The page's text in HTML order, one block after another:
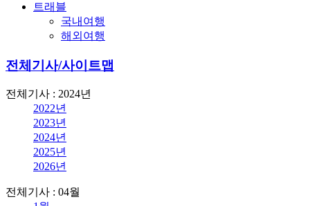
트래블
국내여행
해외여행
전체기사/사이트맵
전체기사 : 2024년
2022년
2023년
2024년
2025년
2026년
전체기사 : 04월